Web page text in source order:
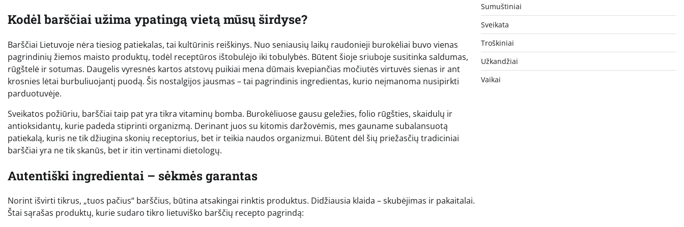
Kodėl barščiai užima ypatingą vietą mūsų širdyse?
Barščiai Lietuvoje nėra tiesiog patiekalas, tai kultūrinis reiškinys. Nuo seniausių laikų raudonieji burokėliai buvo vienas
pagrindinių žiemos maisto produktų, todėl receptūros ištobulėjo iki tobulybės. Būtent šioje sriuboje susitinka saldumas,
rūgštelė ir sotumas. Daugelis vyresnės kartos atstovų puikiai mena dūmais kvepiančias močiutės virtuvės sienas ir ant
krosnies lėtai burbuliuojantį puodą. Šis nostalgijos jausmas – tai pagrindinis ingredientas, kurio neįmanoma nusipirkti
parduotuvėje.
Sveikatos požiūriu, barščiai taip pat yra tikra vitaminų bomba. Burokėliuose gausu geležies, folio rūgšties, skaidulų ir
antioksidantų, kurie padeda stiprinti organizmą. Derinant juos su kitomis daržovėmis, mes gauname subalansuotą
patiekalą, kuris ne tik džiugina skonių receptorius, bet ir teikia naudos organizmui. Būtent dėl šių priežasčių tradiciniai
barščiai yra ne tik skanūs, bet ir itin vertinami dietologų.
Autentiški ingredientai – sėkmės garantas
Norint išvirti tikrus, „tuos pačius“ barščius, būtina atsakingai rinktis produktus. Didžiausia klaida – skubėjimas ir pakaitalai.
Štai sąrašas produktų, kurie sudaro tikro lietuviško barščių recepto pagrindą:
Sumuštiniai
Sveikata
Troškiniai
Užkandžiai
Vaikai